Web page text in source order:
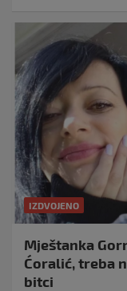
IZDVOJENO
Mještanka
Ćoralić, treba
bitci